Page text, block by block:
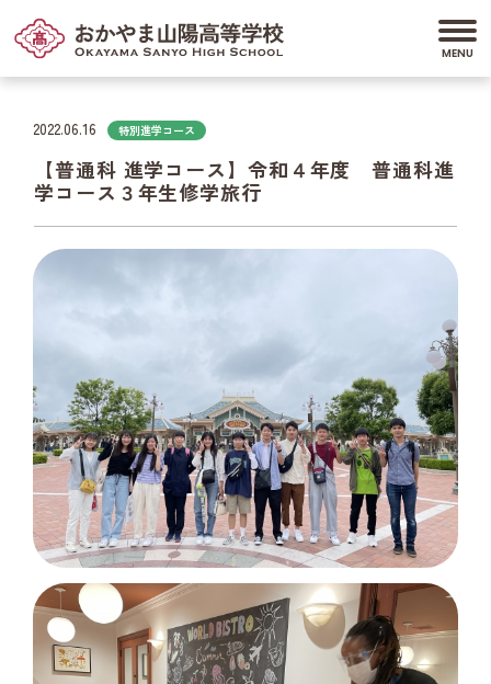
2022.06.16 特別進学コース
【普通科 進学コース】令和４年度 普通科進
学コース３年生修学旅行